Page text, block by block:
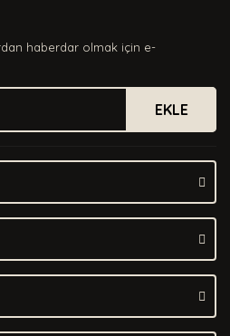
bilgiler bulunuyor.
bulunuyor.
daha pahalı.
olmalı.
haberdar olmak için e-
EKLE